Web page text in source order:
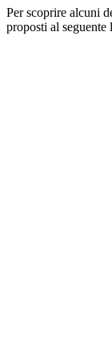
Per scoprire alcuni
proposti al seguente